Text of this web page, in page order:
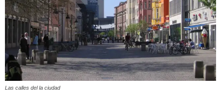
Las calles del la ciudad